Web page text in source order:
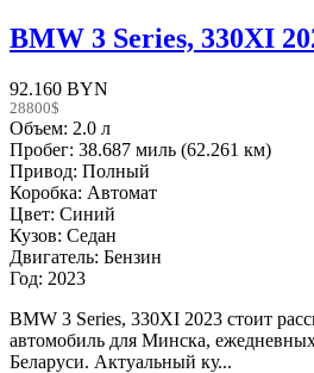
BMW 3 Series, 330XI
92.160 BYN
28800$
Объем: 2.0 л
Пробег: 38.687 миль (62.261 км)
Привод: Полный
Коробка: Автомат
Цвет: Синий
Кузов: Седан
Двигатель: Бензин
Год: 2023
BMW 3 Series, 330XI 2023 стоит
автомобиль для Минска,
Беларуси. Актуальный ку...